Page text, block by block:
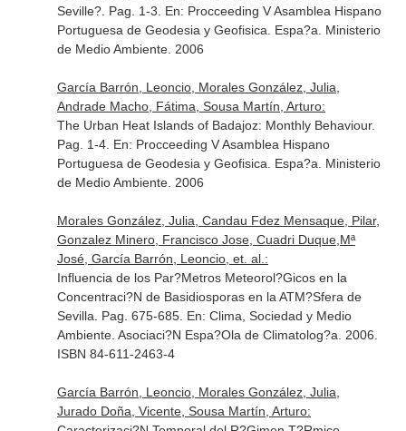
Seville?. Pag. 1-3. En: Procceeding V Asamblea Hispano
Portuguesa de Geodesia y Geofisica . Espa?a. Ministerio
de Medio Ambiente. 2006
García Barrón, Leoncio, Morales González, Julia,
Andrade Macho, Fátima, Sousa Martín, Arturo:
The Urban Heat Islands of Badajoz: Monthly Behaviour.
Pag. 1-4. En: Procceeding V Asamblea Hispano
Portuguesa de Geodesia y Geofisica . Espa?a. Ministerio
de Medio Ambiente. 2006
Morales González, Julia, Candau Fdez Mensaque, Pilar,
Gonzalez Minero, Francisco Jose, Cuadri Duque,Mª
José, García Barrón, Leoncio, et. al.:
Influencia de los Par?Metros Meteorol?Gicos en la
Concentraci?N de Basidiosporas en la ATM?Sfera de
Sevilla. Pag. 675-685. En: Clima, Sociedad y Medio
Ambiente. Asociaci?N Espa?Ola de Climatolog?a. 2006.
ISBN 84-611-2463-4
García Barrón, Leoncio, Morales González, Julia,
Jurado Doña, Vicente, Sousa Martín, Arturo: